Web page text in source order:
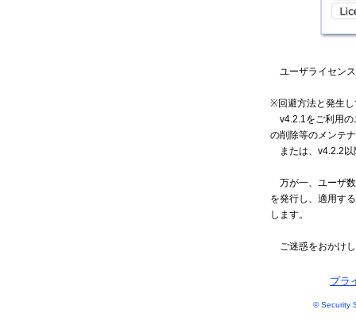
ユーザライセン
※回避方法と発生
v4.2.1をご利用の
の削除等のメンテ
または、v4.2.2以
万が一、ユーザ
を発行し、適用す
します。
ご迷惑をおかけ
プラ
© Security